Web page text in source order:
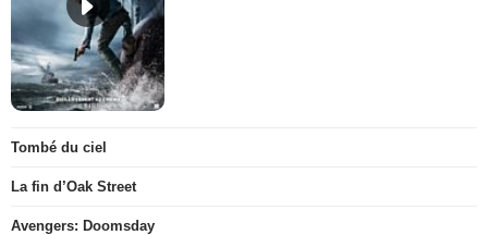
Tombé du ciel
La fin d’Oak Street
Avengers: Doomsday